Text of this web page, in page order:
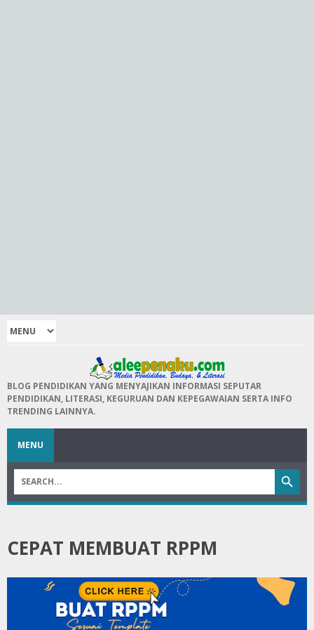
BLOG PENDIDIKAN YANG MENYAJIKAN INFORMASI SEPUTAR
PENDIDIKAN, LITERASI, KEGURUAN DAN KEPEGAWAIAN SERTA INFO
TRENDING LAINNYA.
MENU
CEPAT MEMBUAT RPPM